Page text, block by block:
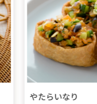
やたらいなり